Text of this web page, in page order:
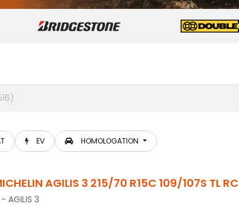
EV HOMOLOGATION
AGILIS 3 215/70 R15C 109/107S TL RC
- AGILIS 3